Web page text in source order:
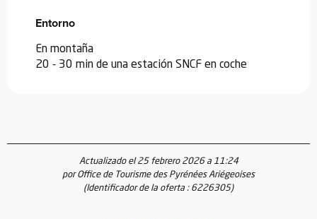
Entorno
Entorno
En montaña
20 - 30 min de una estación SNCF en coche
Actualizado el 25 febrero 2026 a 11:24
por Office de Tourisme des Pyrénées Ariégeoises
(Identificador de la oferta : 6226305)